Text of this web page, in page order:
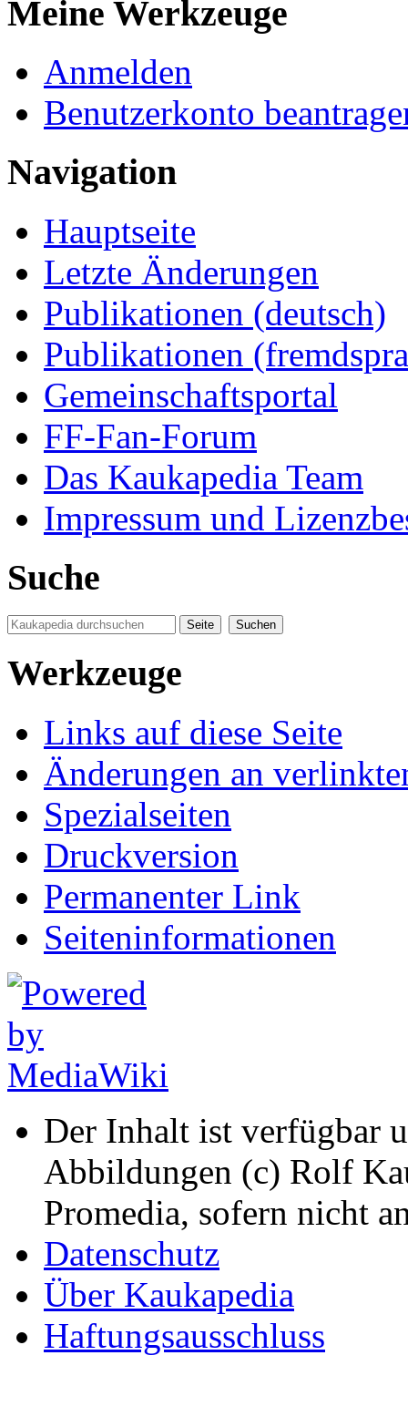
Meine Werkzeuge
Anmelden
Benutzerkonto
Navigation
Hauptseite
Letzte Änderungen
Publikationen (deutsch)
Publikationen
Gemeinschaftsportal
FF-Fan-Forum
Das Kaukapedia Team
Impressum und
Suche
Werkzeuge
Links auf diese Seite
Änderungen an
Spezialseiten
Druckversion
Permanenter Link
Seiten­informationen
Der Inhalt ist verfügbar
Abbildungen (c) Rolf
Promedia, sofern nicht
Datenschutz
Über Kaukapedia
Haftungsausschluss